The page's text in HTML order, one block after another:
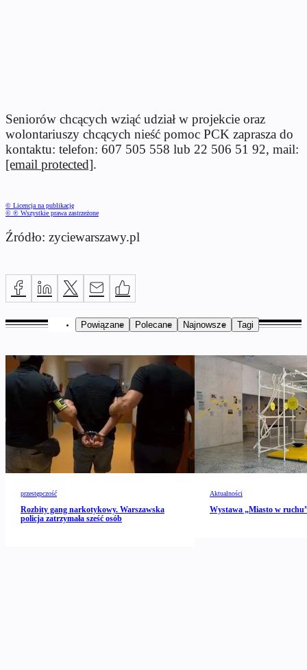
Seniorów chcących wziąć udział w projekcie oraz
wolontariuszy chcących nieść pomoc PCK zaprasza do
kontaktu: telefon: 607 505 558 lub 22 506 51 92, mail:
[email protected].
© Licencja na publikację
© ℗ Wszystkie prawa zastrzeżone
Źródło: zyciewarszawy.pl
Powiązane Polecane Najnowsze Tagi
przestępczość
Rozbity gang narkotykowy. Warszawska
policja zatrzymała sześć osób
Aktualności
Wystawa „Miasto w